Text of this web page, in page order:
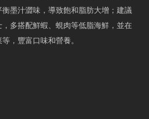
墨汁澀味，導致飽和脂肪大增；建議
多搭配鮮蝦、蜆肉等低脂海鮮，並在
，豐富口味和營養。